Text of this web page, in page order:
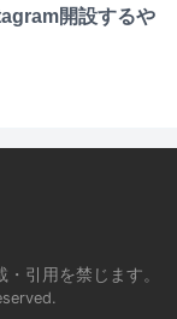
開設するや
引用を禁じます。